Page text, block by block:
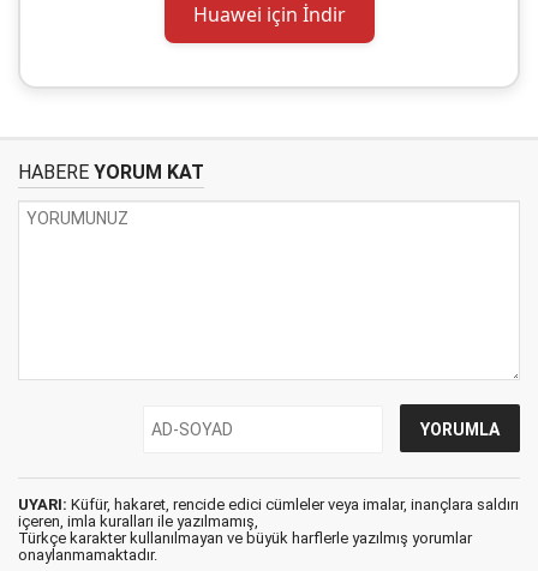
Huawei için İndir
HABERE YORUM KAT
UYARI: Küfür, hakaret, rencide edici cümleler veya imalar, inançlara saldırı
içeren, imla kuralları ile yazılmamış,
Türkçe karakter kullanılmayan ve büyük harflerle yazılmış yorumlar
onaylanmamaktadır.